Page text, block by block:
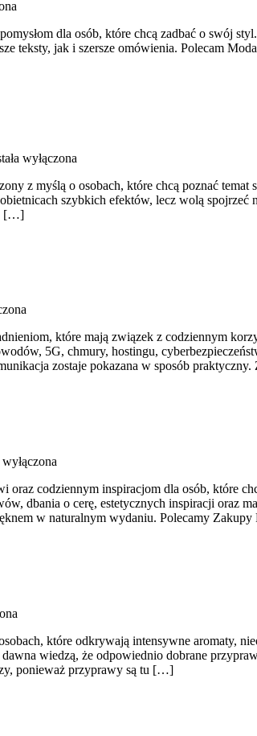
dla osób, które chcą zadbać o swój
teksty, jak i szersze omówienia. Polecam
wyłączona
z myślą o osobach, które chcą poznać
szybkich efektów, lecz wolą
[…]
które mają związek z codziennym
5G, chmury, hostingu,
zostaje pokazana w sposób
wyłączona
codziennym inspiracjom dla osób, które
dbania o cerę, estetycznych inspiracji oraz
w naturalnym wydaniu. Polecamy
które odkrywają intensywne aromaty,
wiedzą, że odpowiednio dobrane
ponieważ przyprawy są tu […]